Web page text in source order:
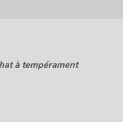
à tempérament